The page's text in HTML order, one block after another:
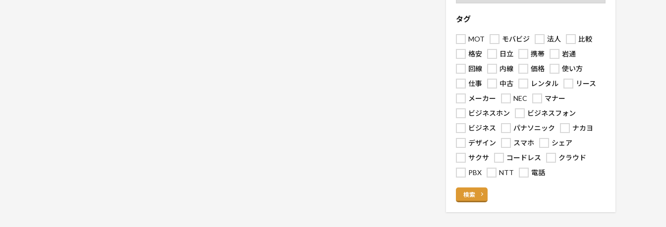
タグ
MOT モバビジ 法人
比較
格安
日立 携帯
岩通
回線
内線 価格
使い方
仕事
中古 レンタル
リース
メーカー
NEC
マナー
ビジネスホン
ビジネスフォン
ビジネス
パナソニック
ナカヨ
デザイン
スマホ
シェア
サクサ
コードレス
クラウド
PBX
NTT 電話
検索